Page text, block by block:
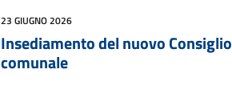
23 GIUGNO 2026
Insediamento del nuovo Consiglio
comunale